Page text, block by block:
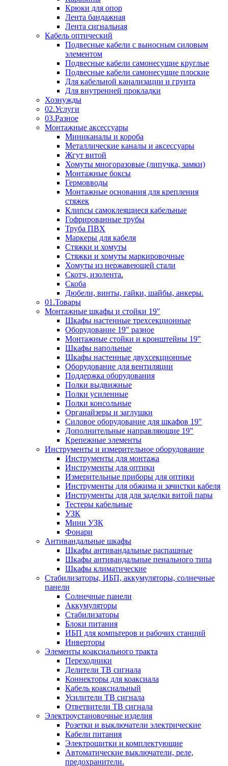
Крюки для опор
Лента бандажная
Лента сигнальная
Кабель оптический
Подвесные кабели с выносным силовым
элементом
Подвесные кабели самонесущие круглые
Подвесные кабели самонесущие плоские
Для кабельной канализации и грунта
Для внутренней прокладки
Хознужды
02.Услуги
03.Разное
Монтажные аксессуары
Миниканалы и короба
Металлические каналы и аксессуары
Жгут витой
Хомуты многоразовые (липучка, замки)
Монтажные боксы
Гермовводы
Монтажные основания для крепления
стяжек
Клипсы самоклеящиеся кабельные
Гофрированные трубы
Труба ПВХ
Маркеры для кабеля
Стяжки и хомуты
Стяжки и хомуты маркировочные
Хомуты из нержавеющей стали
Скотч, изолента.
Скоба
Дюбели, винты, гайки, шайбы, анкеры.
01.Товары
Монтажные шкафы и стойки 19"
Шкафы настенные трехсекционные
Оборудование 19" разное
Монтажные стойки и кронштейны 19"
Шкафы напольные
Шкафы настенные двухсекционные
Оборудование для вентиляции
Поддержка оборудования
Полки выдвижные
Полки усиленные
Полки консольные
Органайзеры и заглушки
Силовое оборудование для шкафов 19"
Дополнительные направляющие 19"
Крепежные элементы
Инструменты и измерительное оборудование
Инструменты для монтажа
Инструменты для оптики
Измерительные приборы для оптики
Инструменты для обжима и зачистки кабеля
Инструменты для для заделки витой пары
Тестеры кабельные
УЗК
Мини УЗК
Фонари
Антивандальные шкафы
Шкафы антивандальные распашные
Шкафы антивандальные пенального типа
Шкафы климатические
Стабилизаторы, ИБП, аккумуляторы, солнечные
панели
Солнечные панели
Аккумуляторы
Стабилизаторы
Блоки питания
ИБП для компьтеров и рабочих станций
Инверторы
Элементы коаксиального тракта
Переходники
Делители ТВ сигнала
Коннекторы для коаксиала
Кабель коаксиальный
Усилители ТВ сигнала
Ответвители ТВ сигнала
Электроустановочные изделия
Розетки и выключатели электрические
Кабели питания
Электрощитки и комплектующие
Автоматические выключатели, реле,
предохранители.